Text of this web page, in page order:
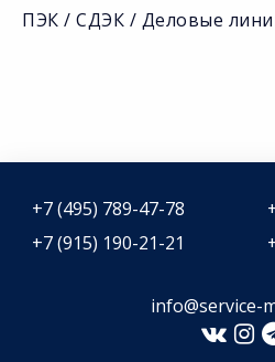
ПЭК / СДЭК / Деловые
+7 (495) 789-47-78
+7 (915) 190-21-21
info@service-